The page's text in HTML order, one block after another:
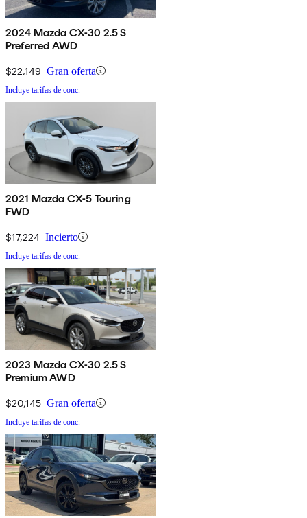
2024 Mazda CX-30 2.5 S
Preferred AWD
$22,149 Gran oferta
Incluye tarifas de conc.
2021 Mazda CX-5 Touring
FWD
$17,224 Incierto
Incluye tarifas de conc.
2023 Mazda CX-30 2.5 S
Premium AWD
$20,145 Gran oferta
Incluye tarifas de conc.